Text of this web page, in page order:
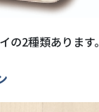
の2種類あります。